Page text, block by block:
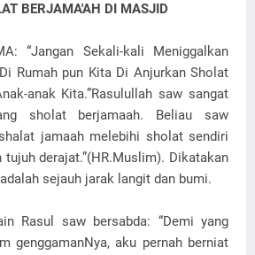
BERJAMA'AH DI MASJID
“Jangan Sekali-kali Meniggalkan
Rumah pun Kita Di Anjurkan Sholat
anak Kita.”Rasulullah saw sangat
sholat berjamaah. Beliau saw
jamaah melebihi sholat sendiri
tujuh derajat.”(HR.Muslim). Dikatakan
sejauh jarak langit dan bumi.
Rasul saw bersabda: “Demi yang
genggamanNya, aku pernah berniat